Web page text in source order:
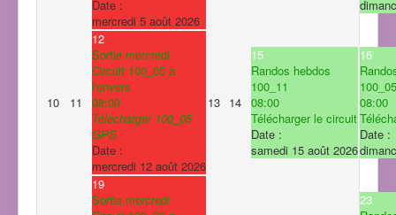
Date :
mercredi 5 août 2026
10 11
12
Sortie mercredi
Circuit 100_05 à
l'envers
08:00
Télécharger 100_05
GPS
Date :
mercredi 12 août 2026
13 14
15
Randos hebdos
100_11
08:00
Télécharger le circuit
Date :
samedi 15 août 2026
16
100_05
08:00
Date :
19
Sortie mercredi
23